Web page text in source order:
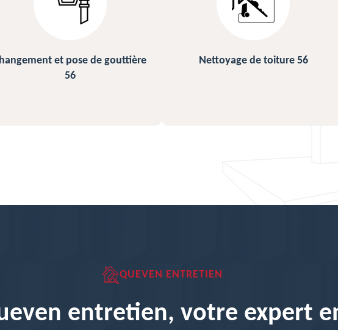
Nettoyage de toiture 56 Peinture sur ardoise et
QUEVEN ENTRETIEN
entretien, votre expert